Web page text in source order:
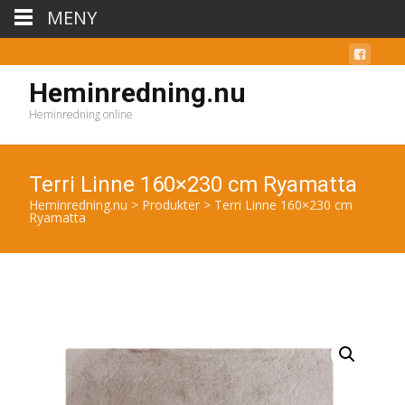
Heminredning.nu
Heminredning online
Terri Linne 160×230 cm Ryamatta
Heminredning.nu > Produkter > Terri Linne 160×230 cm
Ryamatta
MENY